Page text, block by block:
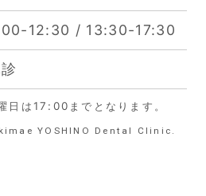
12:30 / 13:30-17:30
日は17:00までとなります。
YOSHINO Dental Clinic.